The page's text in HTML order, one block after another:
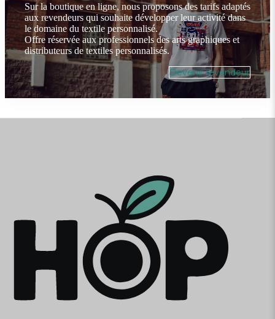
Sur la boutique en ligne, nous proposons des tarifs adaptés
aux revendeurs qui souhaite développer leur activité dans
le domaine du textile personnalisé.
Offre réservée aux professionnels des arts graphiques et
distributeurs de textiles personnalisés.
Devenir revendeur